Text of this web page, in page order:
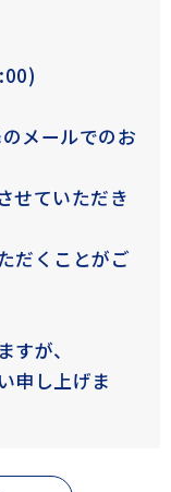
メールでのお
せていただき
だくことがご
が、
申し上げま